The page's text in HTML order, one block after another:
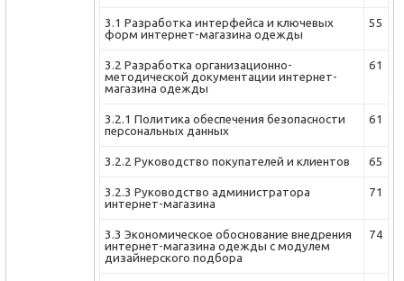
3.1 Разра­ботка интерфейса и ключевых
форм интернет-магазина одежды
55
3.2 Разра­ботка организа­ционно-
методической документации интернет-
магазина одежды
61
3.2.1 Политика обеспечения безопасности
персональных данных
61
3.2.2 Руководство покупателей и клиентов 65
3.2.3 Руководство админи­стратора
интернет-магазина
71
3.3 Экономи­ческое обоснование внедрения
интернет-магазина одежды с модулем
дизайнерского подбора
74